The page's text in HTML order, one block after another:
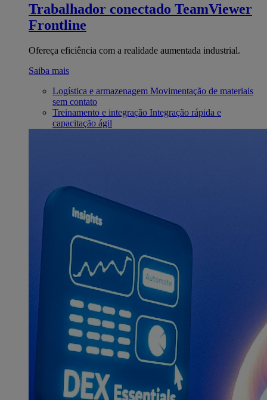
Trabalhador conectado TeamViewer
Frontline
Ofereça eficiência com a realidade aumentada industrial.
Saiba mais
Logística e armazenagem Movimentação de materiais
sem contato
Treinamento e integração Integração rápida e
capacitação ágil